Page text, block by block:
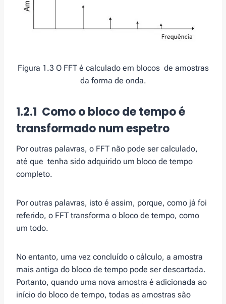
Figura 1.3 O FFT é calculado em blocos de amostras
da forma de onda.
1.2.1 Como o bloco de tempo é
transformado num espetro
Por outras palavras, o FFT não pode ser calculado,
até que tenha sido adquirido um bloco de tempo
completo.
Por outras palavras, isto é assim, porque, como já foi
referido, o FFT transforma o bloco de tempo, como
um todo.
No entanto, uma vez concluído o cálculo, a amostra
mais antiga do bloco de tempo pode ser descartada.
Portanto, quando uma nova amostra é adicionada ao
início do bloco de tempo, todas as amostras são